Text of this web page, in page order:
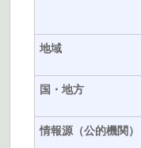
地域
国・地方
情報源（公的機関）